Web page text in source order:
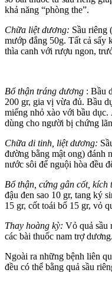
khả năng “phòng the”.
Chữa liệt dương: Sầu riêng
mướp đắng 50g. Tất cả sấy
thìa canh với rượu ngon,
Bổ thận tráng dương : Bầu
200 gr, gia vị vừa đủ. Bầu
miếng nhỏ xào với bầu
dùng cho người bị chứng
Chữa di tinh, liệt dương:
đường bằng mật ong) đánh
nước sôi để nguội hòa đều
Bổ thận, cứng gân cốt, kích
đậu đen sao 10 gr, tang ký
15 gr, cốt toái bổ 15 gr, vỏ
Thay hoàng kỳ: Vỏ quả sầu
các bài thuốc nam trợ dương.
Ngoài ra những bệnh liên
đều có thể bằng quả sầu